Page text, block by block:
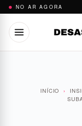
Pular
conteúdo
NO AR AGORA
INÍCIO ›